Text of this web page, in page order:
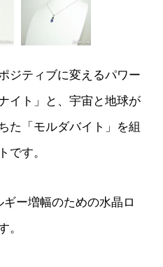
ジティブに変えるパワー
イト」と、宇宙と地球が
た「モルダバイト」を組
です。
ー増幅のための水晶ロ
。